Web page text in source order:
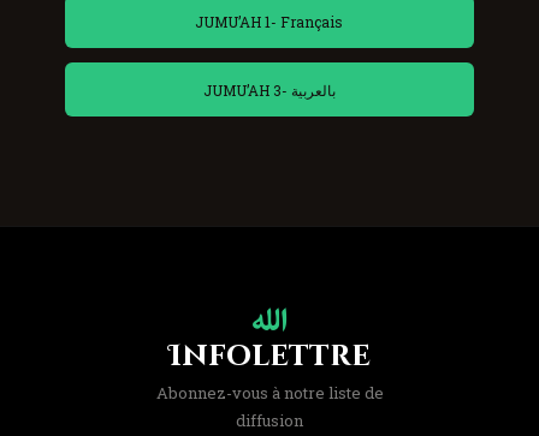
JUMU’AH 1- Français
JUMU’AH 3- بالعربية
Infolettre
Abonnez-vous à notre liste de
diffusion